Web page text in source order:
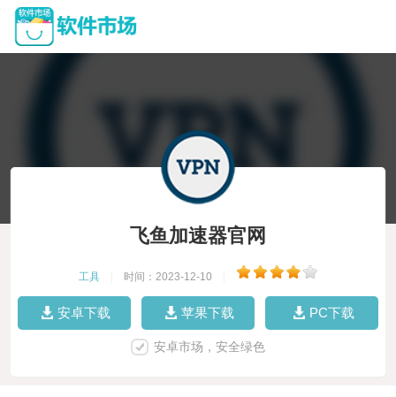
飞鱼加速器官网
工具 时间：2023-12-10
安卓下载 苹果下载 PC下载
安卓市场，安全绿色